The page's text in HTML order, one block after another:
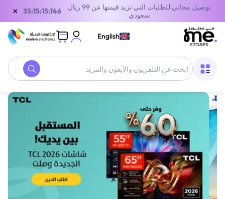
توصيل مجاني للطلبات التي تزيد قيمتها عن 99 ريال
سعودي
35:15:15:146
×
English